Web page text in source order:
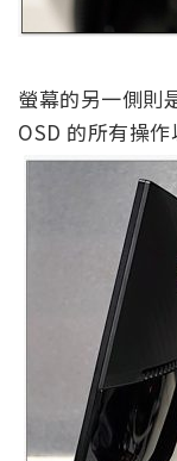
螢幕的另一側則
OSD 的所有操